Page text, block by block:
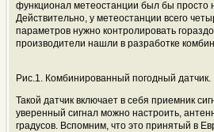
функционал метеостанции был бы просто
Действительно, у метеостанции всего
параметров нужно контролировать
производители нашли в разработке
Рис.1. Комбинированный погодный датчик.
Такой датчик включает в себя приемник
уверенный сигнал можно настроить,
градусов. Вспомним, что это принятый в